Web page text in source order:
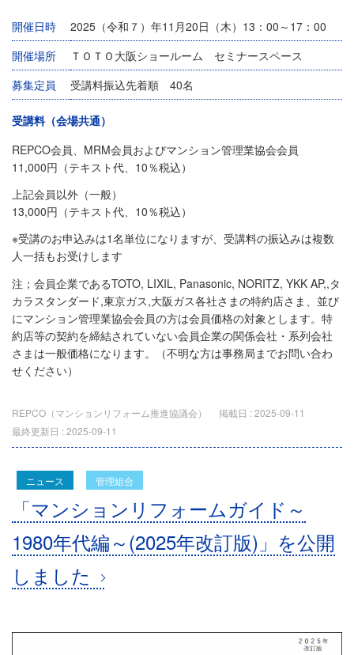
開催日時
2025（令和７）年11月20日（木）13：00～17：00
開催場所
ＴＯＴＯ大阪ショールーム セミナースペース
募集定員
受講料振込先着順 40名
受講料（会場共通）
REPCO会員、MRM会員およびマンション管理業協会会員
11,000円（テキスト代、10％税込）
上記会員以外（一般）
13,000円（テキスト代、10％税込）
※受講のお申込みは1名単位になりますが、受講料の振込みは複数
人一括もお受けします
注；会員企業であるTOTO, LIXIL, Panasonic, NORITZ, YKK AP,,タ
カラスタンダード,東京ガス,大阪ガス各社さまの特約店さま、並び
にマンション管理業協会会員の方は会員価格の対象とします。特
約店等の契約を締結されていない会員企業の関係会社・系列会社
さまは一般価格になります。（不明な方は事務局までお問い合わ
せください）
REPCO（マンションリフォーム推進協議会） 掲載日 :2025-09-11
最終更新日 :2025-09-11
「マンションリフォームガイド～
1980年代編～(2025年改訂版)」を公開
しました
ニュース 管理組合